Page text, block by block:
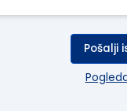
Pošalji